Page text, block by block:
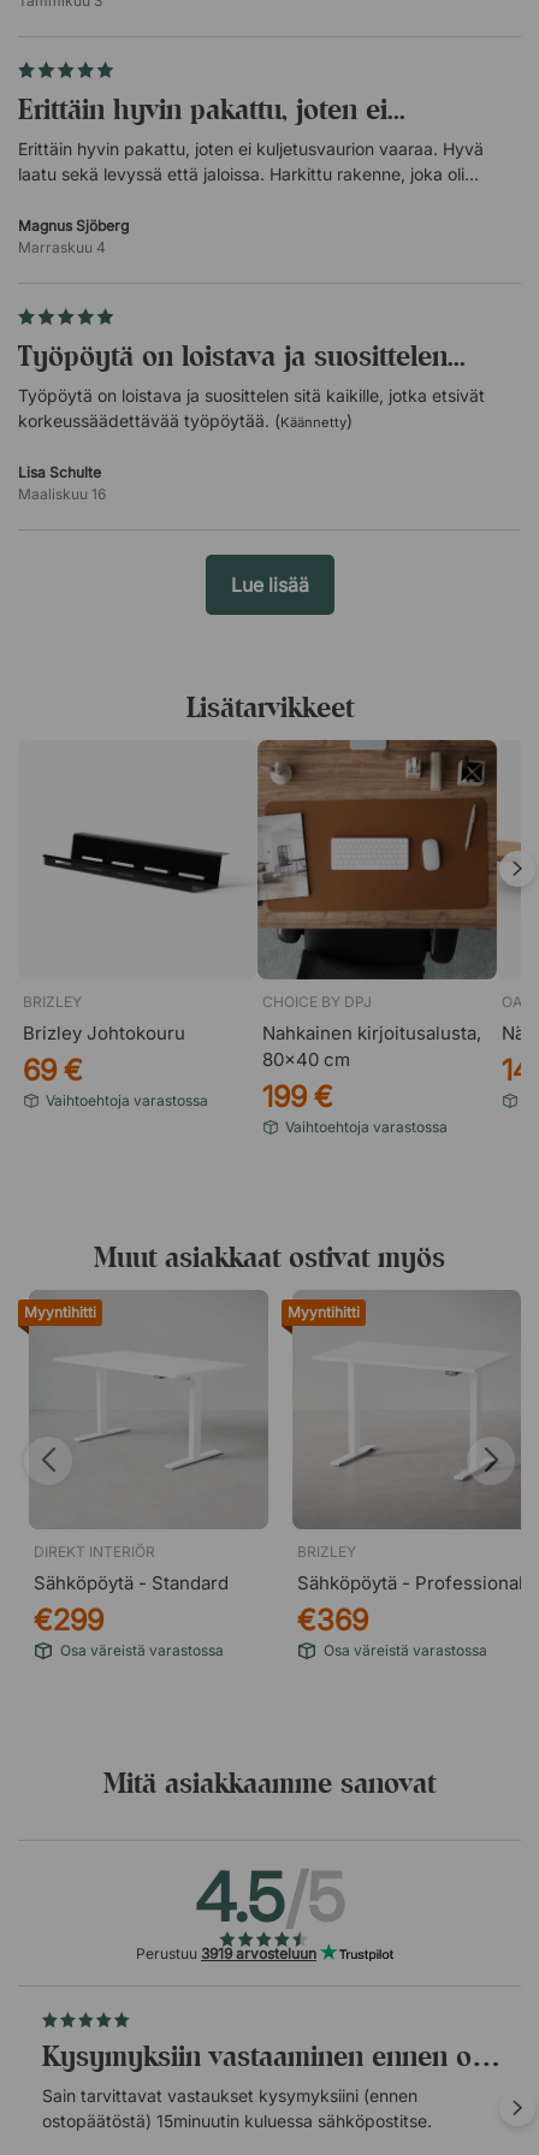
Kestävä metallirakenne.
Säädettävä leveys 90-120 cm.
2 kpl hiljaista moottoria.
Moottorit kapseloitu turvallisuuden lisäämiseksi.
Suuritiheyksinen lastulevy.
Kestävää laminaattia useissa eri väreissä.
Laminoitu molemmilta puolilta.
Toimitetaan ilman valmiiksi porattuja reikiä.
Käännetty
Erittäin hyvin pakattu, joten ei...
Erittäin hyvin pakattu, joten ei kuljetusvaurion vaaraa. Hyvä
laatu sekä levyssä että jaloissa. Harkittu rakenne, joka oli
kirjoituspöytä! (
Magnus Sjöberg
Marraskuu 4
Työpöytä on loistava ja suosittelen...
Työpöytä on loistava ja suosittelen sitä kaikille, jotka etsivät
korkeussäädettävää työpöytää. (Käännetty)
Lisa Schulte
Maaliskuu 16
Lue lisää
Lisätarvikkeet
BRIZLEY
Brizley Johtokouru
69 €
Vaihtoehtoja varastossa
CHOICE BY DPJ
Nahkainen kirjoitusalusta,
80x40 cm
199 €
Vaihtoehtoja varastossa
Muut asiakkaat ostivat myös
Myyntihitti
DIREKT INTERIÖR
Sähköpöytä - Standard
€299
Osa väreistä varastossa
Myyntihitti
BRIZLEY
Sähköpöytä - Professional
€369
Osa väreistä varastossa
Mitä asiakkaamme sanovat
4.5/5
Perustuu 3919 arvosteluun
Kysymyksiin vastaaminen ennen ostopäätöstä.
Sain tarvittavat vastaukset kysymyksiini (ennen
ostopäätöstä) 15minuutin kuluessa sähköpostitse.